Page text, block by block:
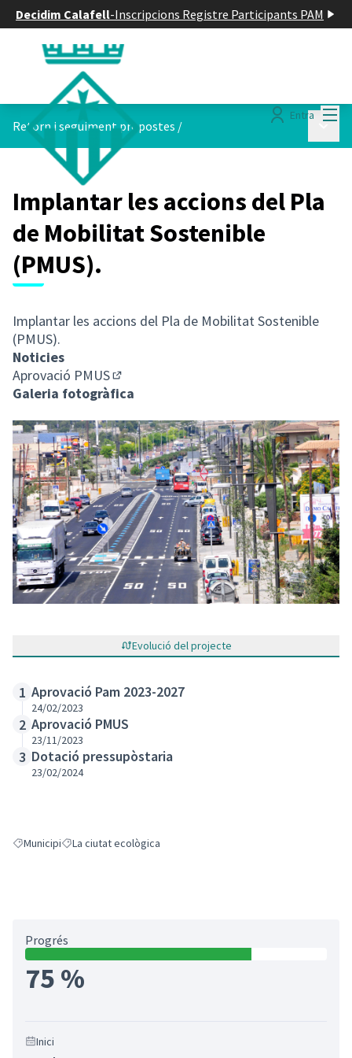
Decidim Calafell-Inscripcions Registre Participants PAM
Entra
Retorn i seguiment propostes /
Implantar les accions del Pla
de Mobilitat Sostenible
(PMUS).
Implantar les accions del Pla de Mobilitat Sostenible
(PMUS).
Noticies
Aprovació PMUS
(Enllaç extern)
Galeria fotogràfica
Evolució del projecte
1 Aprovació Pam 2023-2027
24/02/2023
2 Aprovació PMUS
23/11/2023
3 Dotació pressupòstaria
23/02/2024
Resultats en filtrar per: Municipi
MunicipiResultats en filtrar per: La ciutat ecològica
La ciutat ecològica
Progrés
75 %
Inici